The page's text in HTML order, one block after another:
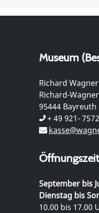
Museum
Richard
Richard-
95444 Bayreuth
+ 49 921-
September bis
Dienstag bis
10.00 bis 17.00